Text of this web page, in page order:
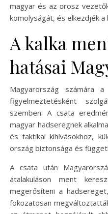
magyar és az orosz
komolyságát, és elkezdjék
A kalka
hatásai
Magyarország számára
figyelmeztetésként
szemben. A csata
magyar hadseregnek
és taktikai kihívásokhoz,
ország biztonsága és
A csata után
átalakuláson ment
megerősíteni a
fokozatosan